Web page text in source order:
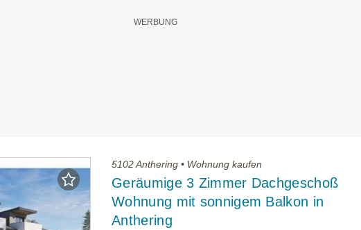
5102 Anthering • Wohnung kaufen
Geräumige 3 Zimmer Dachgeschoß
Wohnung mit sonnigem Balkon in
Anthering